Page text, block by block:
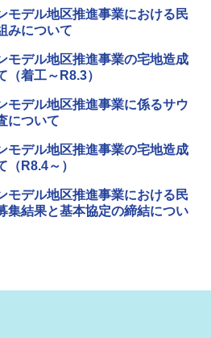
モデル地区推進事業における民
みについて
モデル地区推進事業の宅地造成
（着工～R8.3）
モデル地区推進事業に係るサウ
について
モデル地区推進事業の宅地造成
（R8.4～）
モデル地区推進事業における民
集結果と基本協定の締結につい